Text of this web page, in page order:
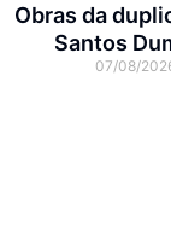
Obras da
Santos
interditam
07/08/